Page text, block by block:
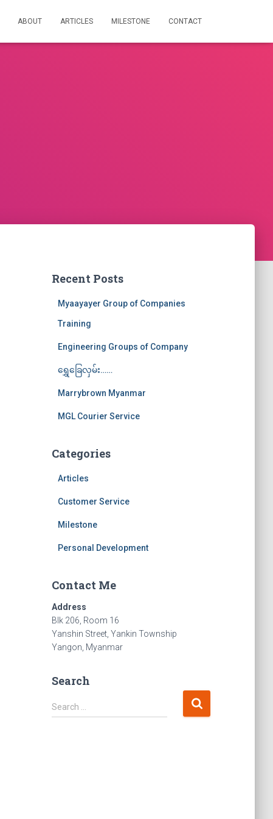
ABOUT ARTICLES MILESTONE CONTACT
Recent Posts
Myaayayer Group of Companies
Training
Engineering Groups of Company
ရွှေခြေလှမ်း……
Marrybrown Myanmar
MGL Courier Service
Categories
Articles
Customer Service
Milestone
Personal Development
Contact Me
Address
Blk 206, Room 16
Yanshin Street, Yankin Township
Yangon, Myanmar
Search
S
e
Search …